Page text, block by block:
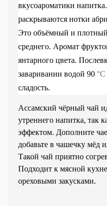
вкусоароматики
раскрываются нотки
Это объёмный и
среднего. Аромат
янтарного цвета.
заваривании водой 90 °C
сладость.
Ассамский чёрный чай
утреннего напитка, так
эффектом. Дополните
добавьте в чашечку мёд
Такой чай приятно
Подходит к мясной
ореховыми закусками.